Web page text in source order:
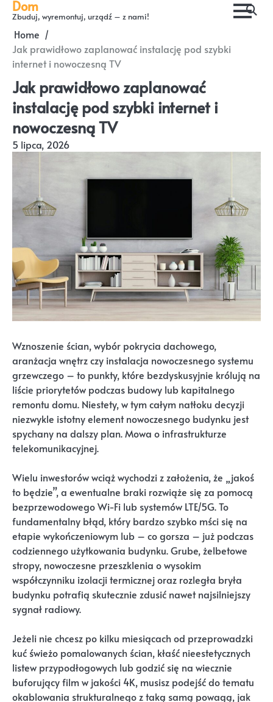
Skip
content
Dom
Zbuduj, wyremontuj, urządź – z nami!
Home
Jak prawidłowo zaplanować instalację pod szybki
internet i nowoczesną TV
Jak prawidłowo zaplanować
instalację pod szybki internet i
nowoczesną TV
5 lipca, 2026
Wznoszenie ścian, wybór pokrycia dachowego,
aranżacja wnętrz czy instalacja nowoczesnego systemu
grzewczego – to punkty, które bezdyskusyjnie królują na
liście priorytetów podczas budowy lub kapitalnego
remontu domu. Niestety, w tym całym natłoku decyzji
niezwykle istotny element nowoczesnego budynku jest
spychany na dalszy plan. Mowa o infrastrukturze
telekomunikacyjnej.
Wielu inwestorów wciąż wychodzi z założenia, że „jakoś
to będzie”, a ewentualne braki rozwiąże się za pomocą
bezprzewodowego Wi-Fi lub systemów LTE/5G. To
fundamentalny błąd, który bardzo szybko mści się na
etapie wykończeniowym lub – co gorsza – już podczas
codziennego użytkowania budynku. Grube, żelbetowe
stropy, nowoczesne przeszklenia o wysokim
współczynniku izolacji termicznej oraz rozległa bryła
budynku potrafią skutecznie zdusić nawet najsilniejszy
sygnał radiowy.
Jeżeli nie chcesz po kilku miesiącach od przeprowadzki
kuć świeżo pomalowanych ścian, kłaść nieestetycznych
listew przypodłogowych lub godzić się na wiecznie
buforujący film w jakości 4K, musisz podejść do tematu
okablowania strukturalnego z taką samą powagą, jak